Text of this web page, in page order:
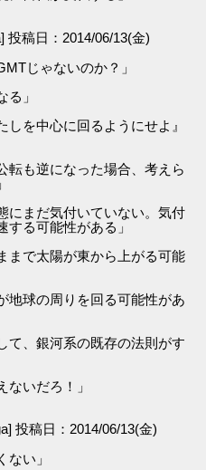
投稿日：2014/06/13(金)
じゃないのか？」
」
を中心に回るようにせよ』
逆になった場合、考えら
にまだ気付いていない。気付
る可能性がある」
太陽が東から上がる可能
球の周りを回る可能性があ
て、銀河系の既存の法則がす
ないだろ！」
投稿日：2014/06/13(金)
い」